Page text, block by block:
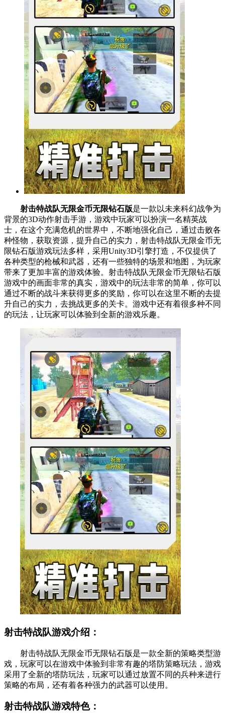
射击特战队无限金币无限钻石版是一款以未来科幻战争为
背景的3D动作射击手游，游戏中玩家可以扮演一名精英战
士，在这个充满危机的世界中，不断地强化自己，通过击败各
种怪物，获取资源，提升自己的实力，射击特战队无限金币无
限钻石版游戏玩法多样，采用Unity3D引擎打造，不仅提供了
各种类型的枪械和武器，还有一些独特的场景和地图，为玩家
带来了更加丰富的游戏体验。射击特战队无限金币无限钻石版
游戏中的画面非常的真实，游戏中的玩法非常的简单，你可以
通过不断的战斗来获得更多的奖励，你可以在这里不断的去提
升自己的实力，去挑战更多的关卡。游戏中还有着很多种不同
的玩法，让玩家可以体验到全新的游戏乐趣。
射击特战队游戏介绍：
射击特战队无限金币无限钻石版是一款全新的策略类型游
戏，玩家可以在游戏中体验到非常有趣的塔防策略玩法，游戏
采用了全新的塔防玩法，玩家可以通过放置不同的兵种来进行
策略的布局，还有着各种强力的武器可以使用。
射击特战队游戏特色：